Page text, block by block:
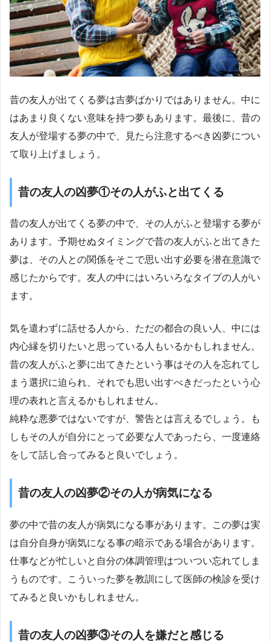
昔の友人が出てくる夢は吉夢ばかりではありません。中に
はあまり良くない意味を持つ夢もあります。最後に、昔の
友人が登場する夢の中で、見たら注意するべき凶夢につい
て取り上げましょう。
昔の友人の凶夢①その人がふと出てくる
昔の友人が出てくる夢の中で、その人がふと登場する夢が
あります。予期せぬタイミングで昔の友人がふと出てきた
夢は、その人との関係をそこで思い出す必要を潜在意識で
感じたからです。友人の中にはいろいろなタイプの人がい
ます。
気を遣わずに話せる人から、ただの都合の良い人、中には
内心縁を切りたいと思っている人もいるかもしれません。
昔の友人がふと夢に出てきたという事はその人を忘れてし
まう選択に迫られ、それでも思い出すべきだったという心
理の表れと言えるかもしれません。
純粋な悪夢ではないですが、警告とは言えるでしょう。も
しもその人が自分にとって必要な人であったら、一度連絡
をして話し合ってみると良いでしょう。
昔の友人の凶夢②その人が病気になる
夢の中で昔の友人が病気になる事があります。この夢は実
は自分自身が病気になる事の暗示である場合があります。
仕事などが忙しいと自分の体調管理はついつい忘れてしま
うものです。こういった夢を教訓にして医師の検診を受け
てみると良いかもしれません。
昔の友人の凶夢③その人を嫌だと感じる